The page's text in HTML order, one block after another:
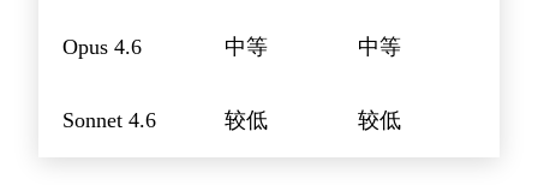
Opus 4.6 中等 中等
Sonnet 4.6 较低 较低